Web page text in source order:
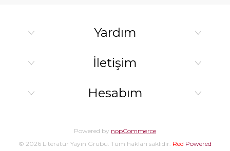
Yardım
İletişim
Hesabım
Powered by nopCommerce
© 2026 Literatür Yayın Grubu. Tüm hakları saklıdır. Red Powered